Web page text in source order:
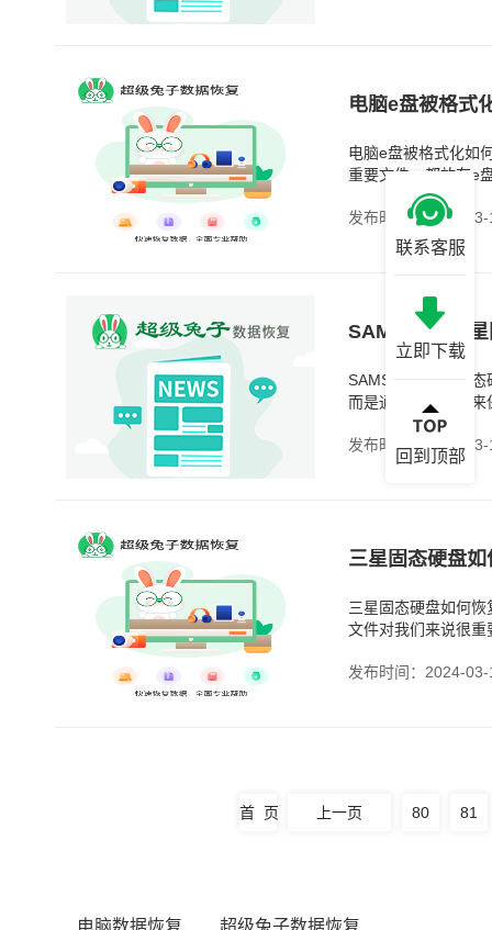
电脑e盘被格式
电脑e盘被格式化如
重要文件，都放在e
免游戏文件跟系统
发布时间：2024-03-
SAMSUNG三
SAMSUNG三星固
而是通过存储芯片
一旦数据丢失，恢
发布时间：2024-03-
三星固态硬盘
三星固态硬盘如何
文件对我们来说很
发布时间：2024-03-
首 页 上一页 80 81
电脑数据恢复 超级兔子数据恢复
联系客服
立即下载
回到顶部